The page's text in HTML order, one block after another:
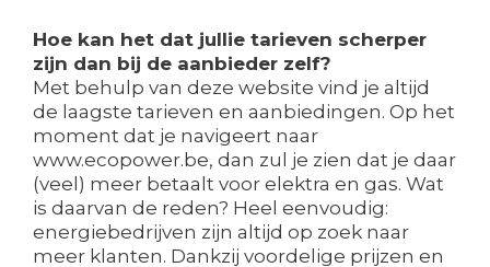
Hoe kan het dat jullie tarieven scherper
zijn dan bij de aanbieder zelf?
Met behulp van deze website vind je altijd
de laagste tarieven en aanbiedingen. Op het
moment dat je navigeert naar
www.ecopower.be, dan zul je zien dat je daar
(veel) meer betaalt voor elektra en gas. Wat
is daarvan de reden? Heel eenvoudig:
energiebedrijven zijn altijd op zoek naar
meer klanten. Dankzij voordelige prijzen en